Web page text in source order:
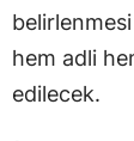
hem adli
edilecek.